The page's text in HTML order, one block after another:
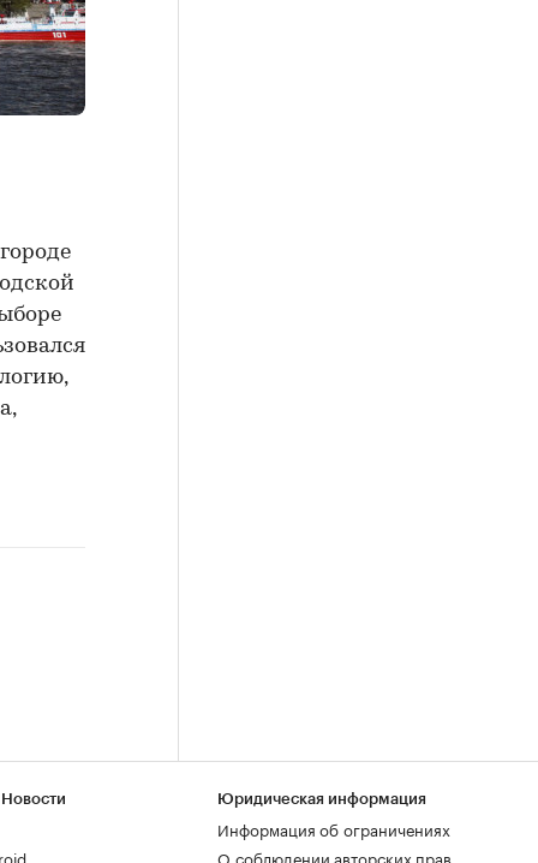
Юридическая информация
Информация об ограничениях
О соблюдении авторских прав